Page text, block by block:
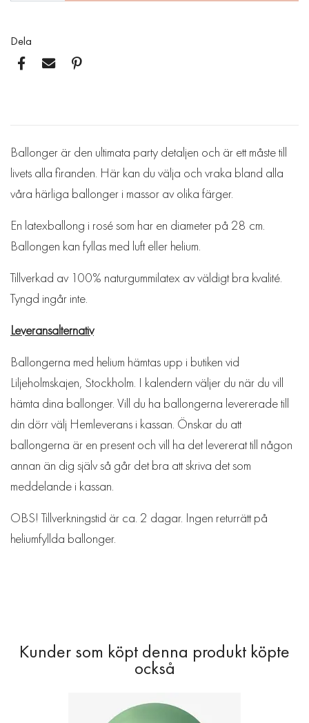
Dela
Ballonger är den ultimata party detaljen och är ett måste till
livets alla firanden. Här kan du välja och vraka bland alla
våra härliga ballonger i massor av olika färger.
En latexballong i rosé som har en diameter på 28 cm.
Ballongen kan fyllas med luft eller helium.
Tillverkad av 100% naturgummilatex av väldigt bra kvalité.
Tyngd ingår inte.
Leveransalternativ
Ballongerna med helium hämtas upp i butiken vid
Liljeholmskajen, Stockholm. I kalendern väljer du när du vill
hämta dina ballonger. Vill du ha ballongerna levererade till
din dörr välj Hemleverans i kassan. Önskar du att
ballongerna är en present och vill ha det levererat till någon
annan än dig själv så går det bra att skriva det som
meddelande i kassan.
OBS! Tillverkningstid är ca. 2 dagar. Ingen returrätt på
heliumfyllda ballonger.